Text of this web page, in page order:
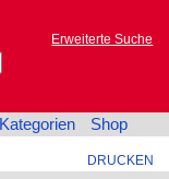
Erweiterte Suche
Kategorien Shop
DRUCKEN